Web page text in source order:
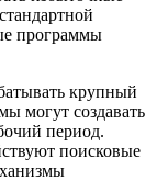
программы
крупный
могут создавать
период.
поисковые